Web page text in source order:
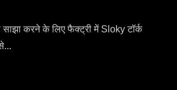
करने के लिए फैक्ट्री में Sloky टॉर्क